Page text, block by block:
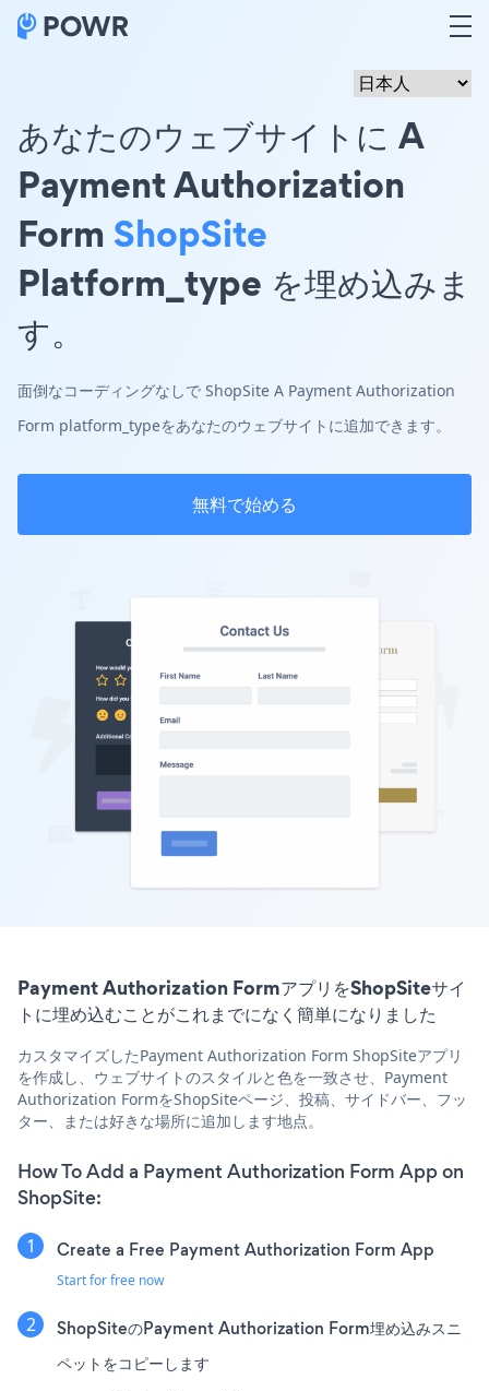
あなたのウェブサイトに A
Payment Authorization
Form ShopSite
Platform_type を埋め込みま
す。
面倒なコーディングなしで ShopSite A Payment Authorization
Form platform_typeをあなたのウェブサイトに追加できます。
無料で始める
Payment Authorization FormアプリをShopSiteサイ
トに埋め込むことがこれまでになく簡単になりました
カスタマイズしたPayment Authorization Form ShopSiteアプリ
を作成し、ウェブサイトのスタイルと色を一致させ、Payment
Authorization FormをShopSiteページ、投稿、サイドバー、フッ
ター、または好きな場所に追加します地点。
How To Add a Payment Authorization Form App on
ShopSite:
Create a Free Payment Authorization Form App
Start for free now
ShopSiteのPayment Authorization Form埋め込みスニ
ペットをコピーします